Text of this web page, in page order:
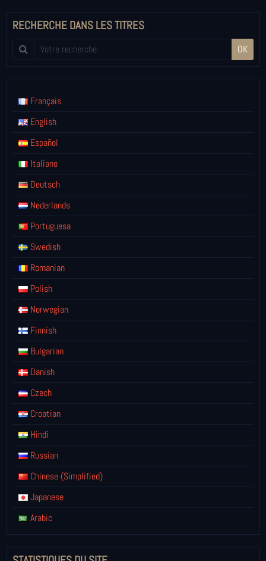
RECHERCHE DANS LES TITRES
OK
Français
English
Español
Italiano
Deutsch
Nederlands
Portuguesa
Swedish
Romanian
Polish
Norwegian
Finnish
Bulgarian
Danish
Czech
Croatian
Hindi
Russian
Chinese (Simplified)
Japanese
Arabic